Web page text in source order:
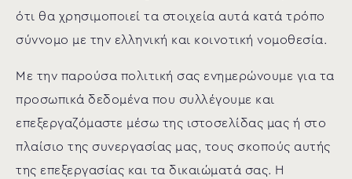
ότι θα χρησιμοποιεί τα στοιχεία αυτά κατά τρόπο
σύννομο με την ελληνική και κοινοτική νομοθεσία.
Με την παρούσα πολιτική σας ενημερώνουμε για τα
προσωπικά δεδομένα που συλλέγουμε και
επεξεργαζόμαστε μέσω της ιστοσελίδας μας ή στο
πλαίσιο της συνεργασίας μας, τους σκοπούς αυτής
της επεξεργασίας και τα δικαιώματά σας. Η